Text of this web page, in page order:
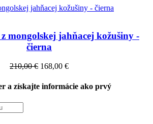
mongolskej jahňacej kožušiny -
čierna
210,00 € 168,00 €
a získajte informácie ako prvý